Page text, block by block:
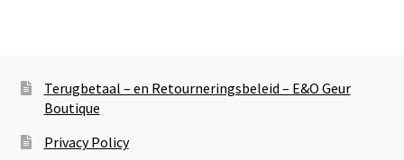
Terugbetaal – en Retourneringsbeleid – E&O Geur
Boutique
Privacy Policy